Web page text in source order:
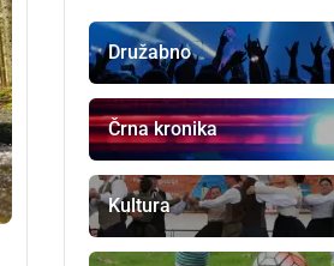
Družabno
Črna kronika
Kultura